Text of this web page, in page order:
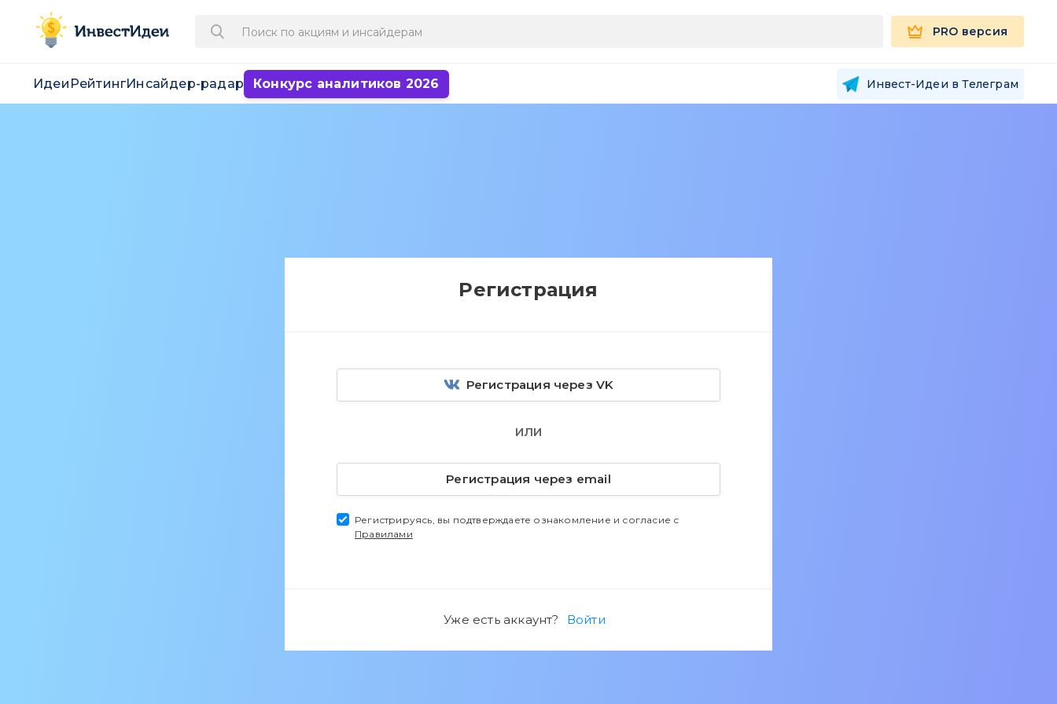
PRO версия
Идеи РейтингИнсайдер-радар Конкурс аналитиков 2026 Инвест-Идеи в Телеграм
Регистрация
Регистрация через VK
ИЛИ
Регистрация через email
Регистрируясь, вы подтверждаете ознакомление и согласие с
Правилами
Уже есть аккаунт? Войти